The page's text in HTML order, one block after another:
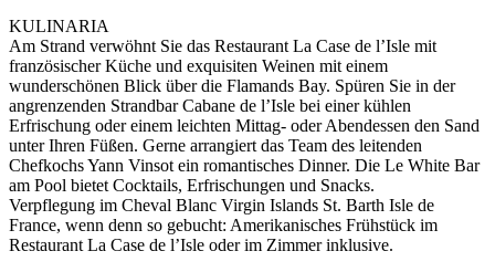
KULINARIA
Am Strand verwöhnt Sie das Restaurant La Case de l’Isle mit
französischer Küche und exquisiten Weinen mit einem
wunderschönen Blick über die Flamands Bay. Spüren Sie in der
angrenzenden Strandbar Cabane de l’Isle bei einer kühlen
Erfrischung oder einem leichten Mittag- oder Abendessen den Sand
unter Ihren Füßen. Gerne arrangiert das Team des leitenden
Chefkochs Yann Vinsot ein romantisches Dinner. Die Le White Bar
am Pool bietet Cocktails, Erfrischungen und Snacks.
Verpflegung im Cheval Blanc Virgin Islands St. Barth Isle de
France, wenn denn so gebucht: Amerikanisches Frühstück im
Restaurant La Case de l’Isle oder im Zimmer inklusive.